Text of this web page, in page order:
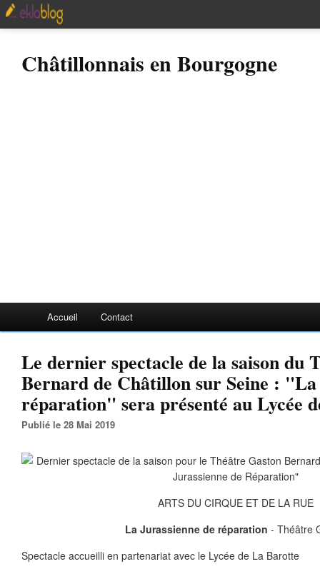
Châtillonnais en Bourgogne
Accueil Contact
Le dernier spectacle de la saison du
Bernard de Châtillon sur Seine : "La
réparation" sera présenté au Lycée
Publié le 28 Mai 2019
ARTS DU CIRQUE ET DE LA RUE
La Jurassienne de réparation - Théâtre
Spectacle accueilli en partenariat avec le Lycée de La Barotte